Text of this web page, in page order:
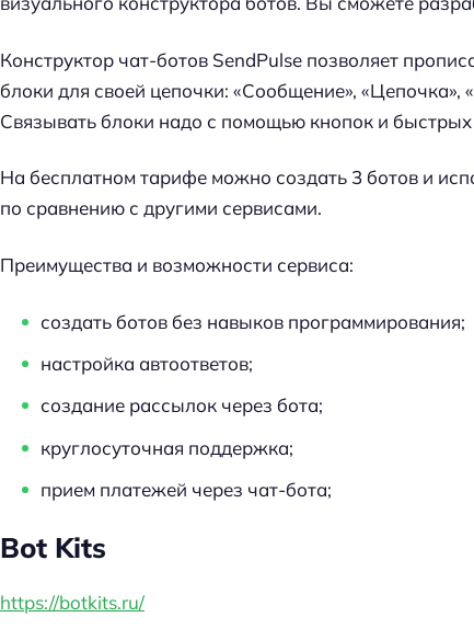
Конструктор чат-ботов SendPulse позволяет
блоки для своей цепочки: «Сообщение», «Цепочка»,
Связывать блоки надо с помощью кнопок и быстрых
На бесплатном тарифе можно создать 3 ботов и
по сравнению с другими сервисами.
Преимущества и возможности сервиса:
создать ботов без навыков программирования;
настройка автоответов;
создание рассылок через бота;
круглосуточная поддержка;
прием платежей через чат-бота;
Bot Kits
https://botkits.ru/